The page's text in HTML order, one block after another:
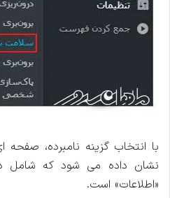
با انتخاب گزینه نامبرده،
نشان داده می شود که شامل
«اطلاعات» است.